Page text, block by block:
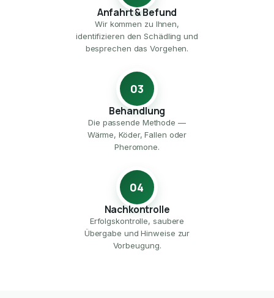
Anfahrt & Befund
Wir kommen zu Ihnen,
identifizieren den Schädling und
besprechen das Vorgehen.
03
Behandlung
Die passende Methode —
Wärme, Köder, Fallen oder
Pheromone.
04
Nachkontrolle
Erfolgskontrolle, saubere
Übergabe und Hinweise zur
Vorbeugung.